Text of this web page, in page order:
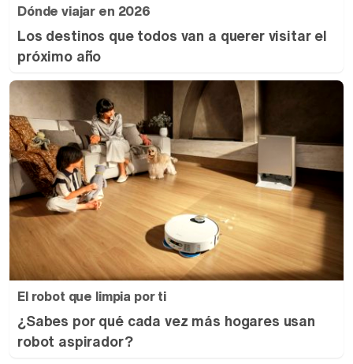
Dónde viajar en 2026
Los destinos que todos van a querer visitar el
próximo año
El robot que limpia por ti
¿Sabes por qué cada vez más hogares usan
robot aspirador?